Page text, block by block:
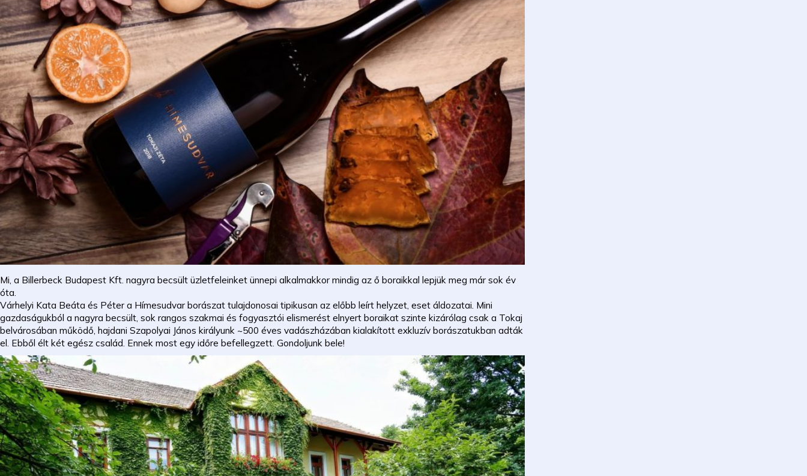
Mi, a Billerbeck Budapest Kft. nagyra becsült üzletfeleinket ünnepi alkalmakkor mindig az ő boraikkal lepjük meg már sok év
óta.
Várhelyi Kata Beáta és Péter a Hímesudvar borászat tulajdonosai tipikusan az előbb leírt helyzet, eset áldozatai. Mini
gazdaságukból a nagyra becsült, sok rangos szakmai és fogyasztói elismerést elnyert boraikat szinte kizárólag csak a Tokaj
belvárosában működő, hajdani Szapolyai János királyunk ~500 éves vadászházában kialakított exkluzív borászatukban adták
el. Ebből élt két egész család. Ennek most egy időre befellegzett. Gondoljunk bele!